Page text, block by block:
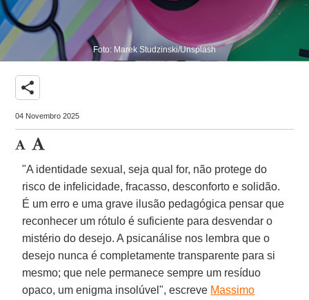
Foto: Marek Studzinski/Unsplash
share
04 Novembro 2025
"A identidade sexual, seja qual for, não protege do
risco de infelicidade, fracasso, desconforto e solidão.
É um erro e uma grave ilusão pedagógica pensar que
reconhecer um rótulo é suficiente para desvendar o
mistério do desejo. A psicanálise nos lembra que o
desejo nunca é completamente transparente para si
mesmo; que nele permanece sempre um resíduo
opaco, um enigma insolúvel", escreve Massimo